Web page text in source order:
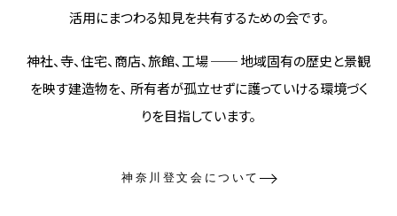
活用にまつわる知見を共有するための会です。
神社、寺、住宅、商店、旅館、工場 ── 地域固有の歴史と景観
を映す建造物を、 所有者が孤立せずに護っていける環境づく
りを目指しています。
神奈川登文会について